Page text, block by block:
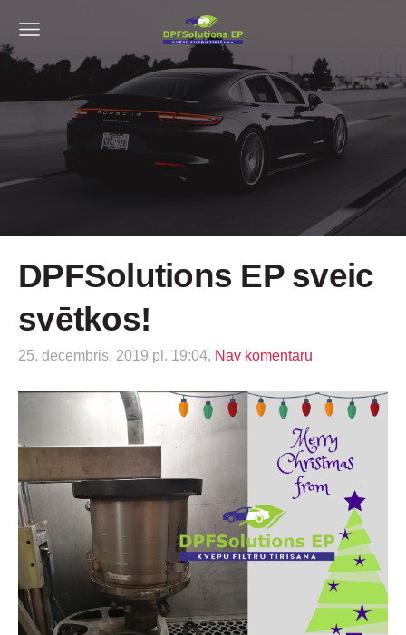
DPFSolutions EP sveic
svētkos!
25. decembris, 2019 pl. 19:04, Nav komentāru